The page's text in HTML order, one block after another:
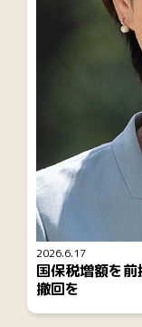
2026.6.17
国保税増額を
撤回を